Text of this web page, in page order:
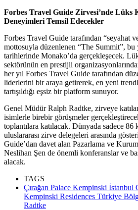
Forbes Travel Guide Zirvesi’nde Lüks
Deneyimleri Temsil Edecekler
Forbes Travel Guide tarafından “seyahat
mottosuyla düzenlenen “The Summit”, bu
tarihlerinde Monako’da gerçekleşecek.
sektörünün en prestijli
her yıl Forbes Travel Guide tarafından
liderlerini bir araya getirerek, en yeni
tartışıldığı eşsiz bir platform sunuyor.
Genel Müdür Ralph Radtke, zirveye
isimlerle birebir görüşmeler
toplantılara katılacak. Dünyada sadece 86
uluslararası zirve delegeleri arasında
Guide’dan davet alan Pazarlama ve
Neslihan Şen de önemli konferanslar ve
alacak.
TAGS
Çırağan Palace Kempinski İstanbul
Kempinski Residences Türkiye
Radtke